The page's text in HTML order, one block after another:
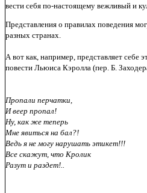
вести себя по-настоящему вежливый и
Представления о правилах поведения
разных странах.
А вот как, например, представляет себе
повести Льюиса Кэролла (пер. Б.
Пропали перчатки,
И веер пропал!
Ну, как же теперь
Мне явиться на бал?!
Ведь я не могу нарушать этикет!!!
Все скажут, что Кролик
Разут и раздет!..